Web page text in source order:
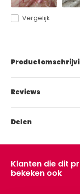
Vergelijk
Reviews
Delen
Klanten die dit
bekeken ook